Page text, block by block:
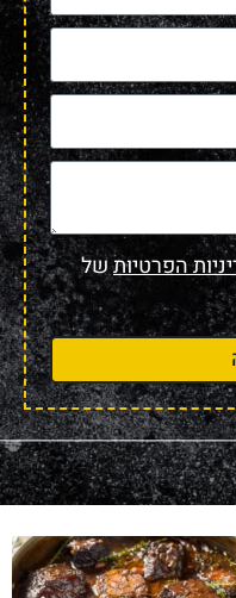
הפרטיותשל